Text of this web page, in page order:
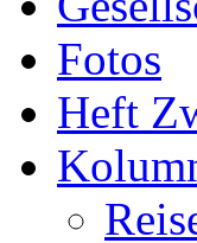
Fotos
Heft